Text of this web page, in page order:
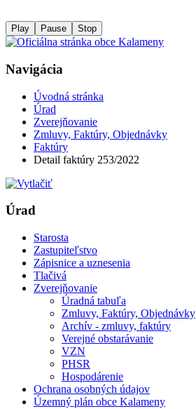
Play Pause Stop
Navigácia
Úvodná stránka
Úrad
Zverejňovanie
Zmluvy, Faktúry, Objednávky
Faktúry
Detail faktúry 253/2022
Úrad
Starosta
Zastupiteľstvo
Zápisnice a uznesenia
Tlačivá
Zverejňovanie
Úradná tabuľa
Zmluvy, Faktúry, Objednávky
Archív - zmluvy, faktúry
Verejné obstarávanie
VZN
PHSR
Hospodárenie
Ochrana osobných údajov
Územný plán obce Kalameny